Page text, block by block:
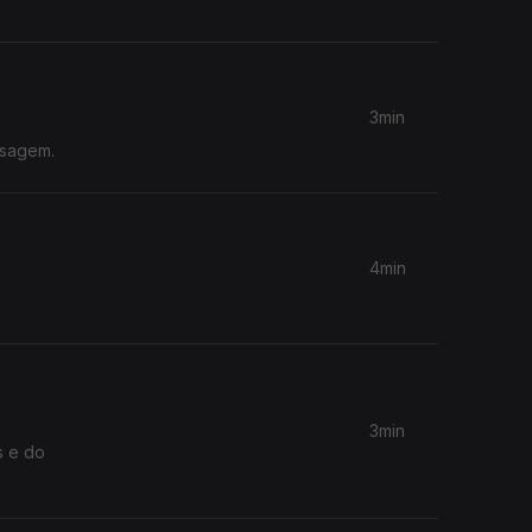
3min
4min
e do
3min